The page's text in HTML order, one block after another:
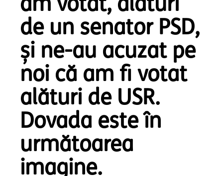
am votat, alături
de un senator PSD,
și ne-au acuzat pe
noi că am fi votat
alături de USR.
Dovada este în
următoarea
imagine.